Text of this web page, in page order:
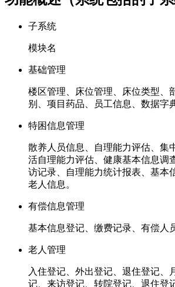
子系统
模块名
基础管理
楼区管理、床位管理、床位类型、
别、项目药品、员工信息、数据字
特困信息管理
散养人员信息、自理能力评估、集
活自理能力评估、健康基本信息调
访记录、自理能力统计报表、基本
老人信息。
有偿信息管理
基本信息登记、缴费记录、有偿人
老人管理
入住登记、外出登记、退住登记、
记、来访登记、转院登记、退住登